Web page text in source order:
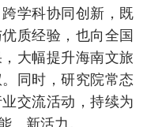
学科协同创新，既
质经验，也向全国
大幅提升海南文旅
同时，研究院常态
交流活动，持续为
、新活力。